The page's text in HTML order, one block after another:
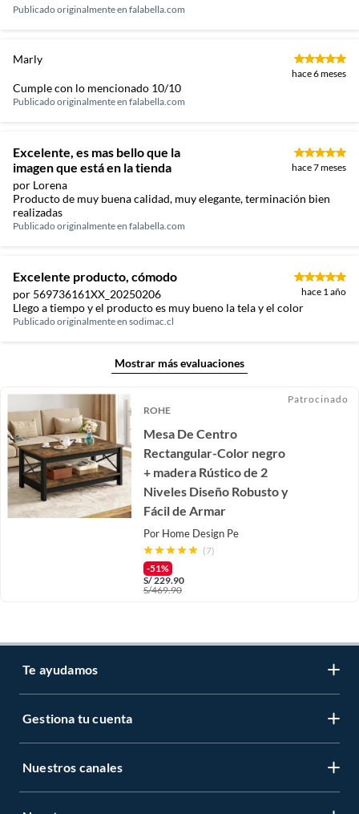
Publicado originalmente en falabella.com
Marly
hace 6 meses
Cumple con lo mencionado 10/10
Publicado originalmente en falabella.com
Excelente, es mas bello que la
imagen que está en la tienda
por Lorena
hace 7 meses
Producto de muy buena calidad, muy elegante, terminación bien
realizadas
Publicado originalmente en falabella.com
Excelente producto, cómodo
por 569736161XX_20250206 hace 1 año
Llego a tiempo y el producto es muy bueno la tela y el color
Publicado originalmente en sodimac.cl
Mostrar más evaluaciones
ROHE
Mesa De Centro
Rectangular-Color negro
+ madera Rústico de 2
Niveles Diseño Robusto y
Fácil de Armar
Por Home Design Pe
(7)
-51%
S/229.90
S/469.90
Patrocinado
Te ayudamos
LIbro de reclamaciones
Gestiona tu cuenta
Mi cuenta
Nuestros canales